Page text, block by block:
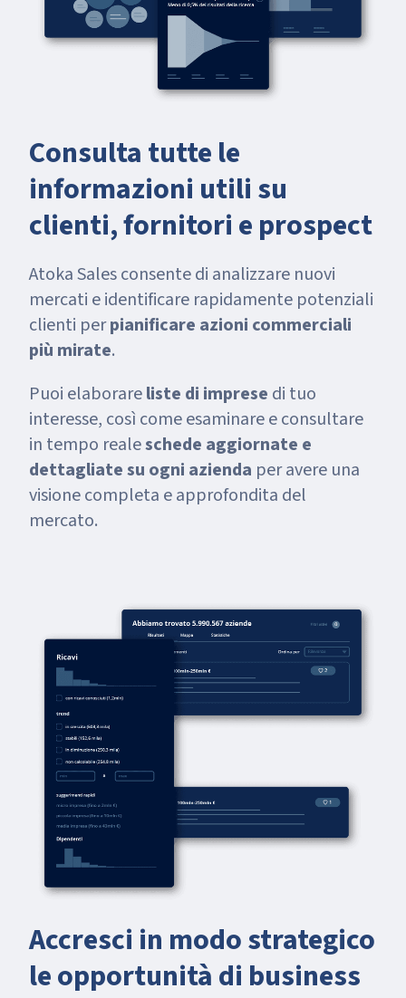
Consulta tutte le
informazioni utili su
clienti, fornitori e prospect
Atoka Sales consente di analizzare nuovi
mercati e identificare rapidamente potenziali
clienti perpianificare azioni commerciali
più mirate.
Puoi elaborareliste di imprese di tuo
interesse, così come esaminare e consultare
in tempo realeschede aggiornate e
dettagliate su ogni azienda per avere una
visione completa e approfondita del
mercato.
Accresci in modo strategico
le opportunità di business